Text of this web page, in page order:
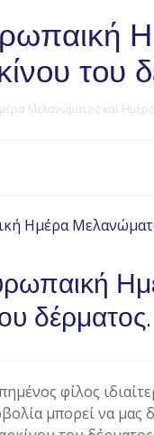
του
Μελανώματος και
δέρματος.
φίλος
μπορεί να μας